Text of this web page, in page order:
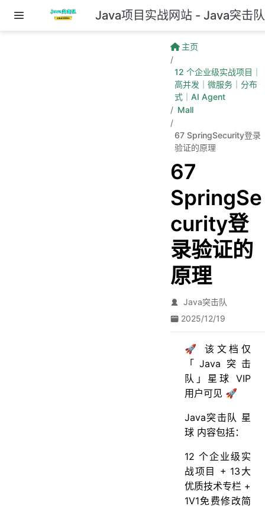
跳至主要內容 Java项目实战网站 - Java突击队
主页
12 个企业级实战项目｜
高并发｜微服务｜分布
式｜AI Agent
Mall
67 SpringSecurity登录
验证的原理
67
SpringSe
curity登
录验证的
原理
Java突击队
2025/12/19
🚀 该文档仅
「Java突击
队」星球 VIP
用户可见 🚀
Java突击队 星
球 内容包括：
12 个企业级实
战项目 + 13大
优质技术专栏 +
1V1免费修改简